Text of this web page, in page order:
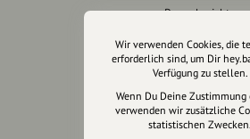
Presseberichte
Wir unterstützen
Fotografie & mehr
Marketing
Design & Branding
Wir verwenden Cookies, die
erforderlich sind, um Dir
Verfügung zu stellen.
Wenn Du Deine Zustimmung
verwenden wir zusätzliche
statistischen Zwecken.